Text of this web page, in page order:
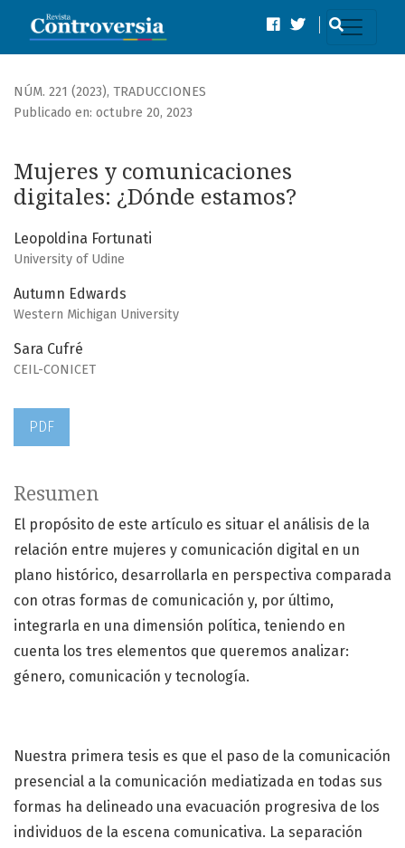
Mujeres y comunicaciones digitales
NÚM. 221 (2023), TRADUCCIONES
Mujeres y comunicaciones
digitales: ¿Dónde estamos?
Publicado en: octubre 20, 2023
Leopoldina Fortunati
University of Udine
Autumn Edwards
Western Michigan University
Sara Cufré
CEIL-CONICET
PDF
Resumen
El propósito de este artículo es situar el análisis de la
relación entre mujeres y comunicación digital en un
plano histórico, desarrollarla en perspectiva comparada
con otras formas de comunicación y, por último,
integrarla en una dimensión política, teniendo en
cuenta los tres elementos que queremos analizar:
género, comunicación y tecnología.
Nuestra primera tesis es que el paso de la comunicación
presencial a la comunicación mediatizada en todas sus
formas ha delineado una evacuación progresiva de los
individuos de la escena comunicativa. La separación